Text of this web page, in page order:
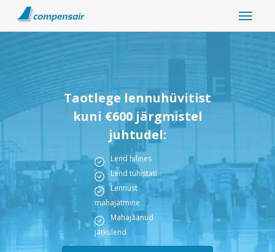
Taotlege lennuhüvitist
kuni €600 järgmistel
juhtudel:
Lend hilines
Lend tühistati
Lennust
mahajätmine
Mahajäänud
jätkulend